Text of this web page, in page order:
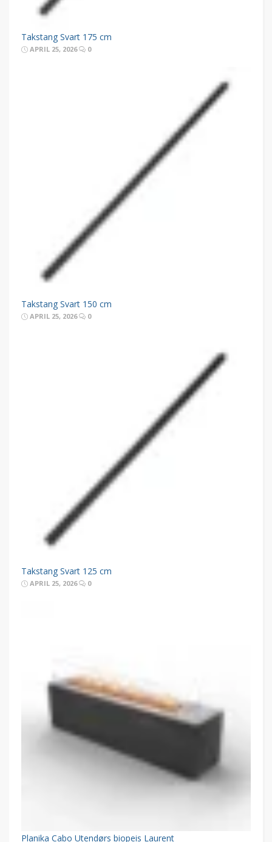
Takstang Svart 175 cm
APRIL 25, 2026 0
Takstang Svart 150 cm
APRIL 25, 2026 0
Takstang Svart 125 cm
APRIL 25, 2026 0
Planika Cabo Utendørs biopeis Laurent